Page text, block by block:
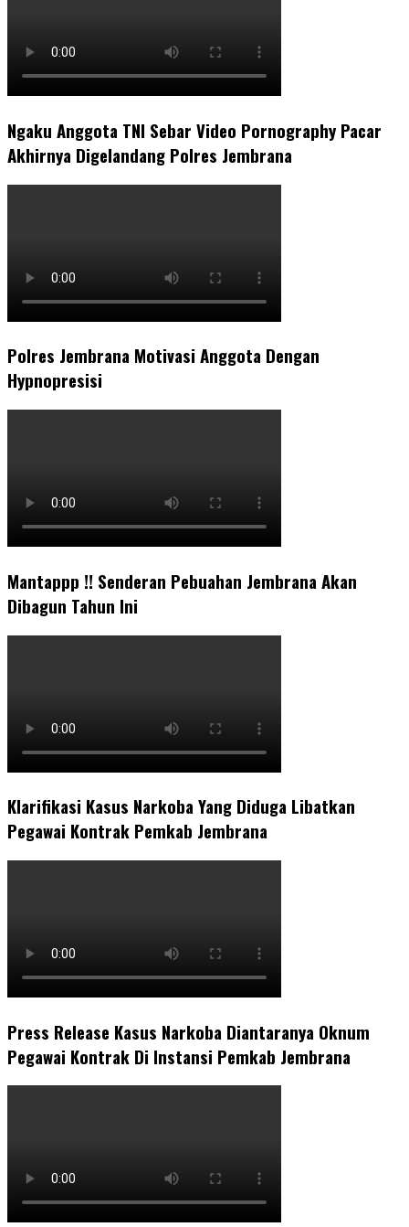
Ngaku Anggota TNI Sebar Video Pornography Pacar
Akhirnya Digelandang Polres Jembrana
Polres Jembrana Motivasi Anggota Dengan
Hypnopresisi
Mantappp !! Senderan Pebuahan Jembrana Akan
Dibagun Tahun Ini
Klarifikasi Kasus Narkoba Yang Diduga Libatkan
Pegawai Kontrak Pemkab Jembrana
Press Release Kasus Narkoba Diantaranya Oknum
Pegawai Kontrak Di Instansi Pemkab Jembrana